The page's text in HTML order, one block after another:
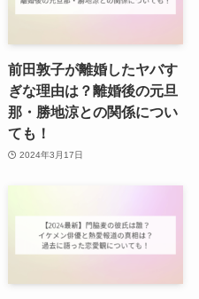
前田敦子が離婚したヤバす
ぎな理由は？離婚後の元旦
那・勝地涼との関係につい
ても！
2024年3月17日